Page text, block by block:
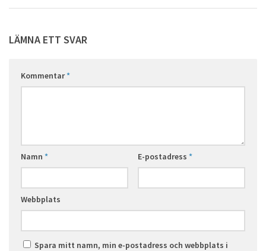
LÄMNA ETT SVAR
Kommentar*
Namn * E-postadress *
Webbplats
Spara mitt namn, min e-postadress och webbplats i